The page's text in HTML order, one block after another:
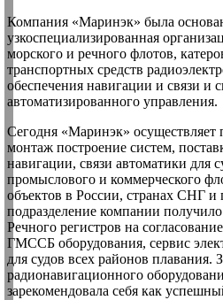
Компания «Маринэк» была
узкоспециализированная
морского и речного флотов,
транспортных средств
обеспечения навигации и связи и
автоматизированного управления.
Сегодня «Маринэк» осуществляет
монтаж построение систем,
навигации, связи автоматики для
промыслового и коммерческого
объектов в России, странах СНГ
подразделение компании
Речного регистров на
ГМССБ оборудования, сервис
для судов всех районов плавания.
радионавигационного
зарекомендовала себя как